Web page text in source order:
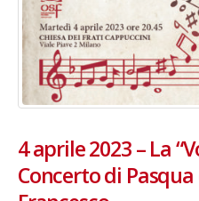
4 aprile 2023 – La
Concerto di